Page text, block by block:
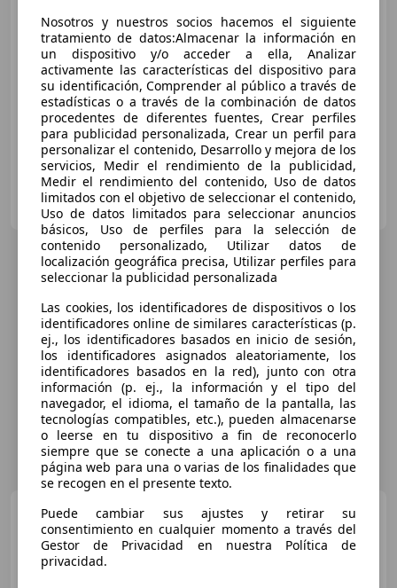
€ 37.000
Sin comparación
- (Año) - km Eléctrico 250 kW (340 CV)
ALMOAUTO, concesionario oficial Ford
ES-28925 ALCORCON
Ford Capri
RWD Rango
Extendido Select 79kWh
Nosotros y nuestros socios hacemos el siguiente
tratamiento de datos:Almacenar la información en
un dispositivo y/o acceder a ella, Analizar
activamente las características del dispositivo para
su identificación, Comprender al público a través de
estadísticas o a través de la combinación de datos
procedentes de diferentes fuentes, Crear perfiles
para publicidad personalizada, Crear un perfil para
personalizar el contenido, Desarrollo y mejora de los
servicios, Medir el rendimiento de la publicidad,
Medir el rendimiento del contenido, Uso de datos
limitados con el objetivo de seleccionar el contenido,
Uso de datos limitados para seleccionar anuncios
básicos, Uso de perfiles para la selección de
contenido personalizado, Utilizar datos de
localización geográfica precisa, Utilizar perfiles para
seleccionar la publicidad personalizada
Las cookies, los identificadores de dispositivos o los
identificadores online de similares características (p.
ej., los identificadores basados en inicio de sesión,
los identificadores asignados aleatoriamente, los
identificadores basados en la red), junto con otra
información (p. ej., la información y el tipo del
navegador, el idioma, el tamaño de la pantalla, las
tecnologías compatibles, etc.), pueden almacenarse
o leerse en tu dispositivo a fin de reconocerlo
siempre que se conecte a una aplicación o a una
página web para una o varias de los finalidades que
se recogen en el presente texto.
Puede cambiar sus ajustes y retirar su
consentimiento en cualquier momento a través del
Gestor de Privacidad en nuestra Política de
privacidad.